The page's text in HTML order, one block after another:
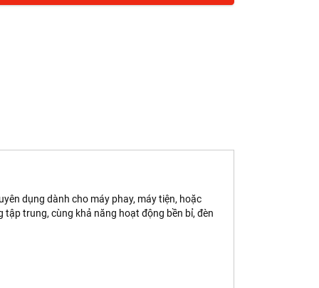
dụng dành cho máy phay, máy tiện, hoặc
trung, cùng khả năng hoạt động bền bỉ, đèn